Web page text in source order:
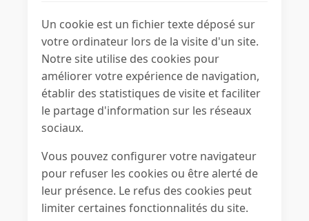
Un cookie est un fichier texte déposé sur
votre ordinateur lors de la visite d'un site.
Notre site utilise des cookies pour
améliorer votre expérience de navigation,
établir des statistiques de visite et faciliter
le partage d'information sur les réseaux
sociaux.
Vous pouvez configurer votre navigateur
pour refuser les cookies ou être alerté de
leur présence. Le refus des cookies peut
limiter certaines fonctionnalités du site.